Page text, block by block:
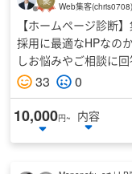
Web集客(chris0708)
【ホームページ診断
採用に最適なHPなの
しお悩みやご相談に
す 33 0
10,000円~
内容